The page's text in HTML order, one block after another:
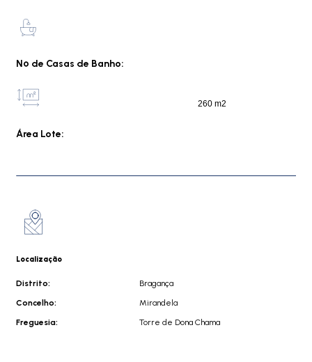
Nº de Casas de Banho:
Área Lote:
260 m2
Localização
Distrito:
Bragança
Concelho:
Mirandela
Freguesia:
Torre de Dona Chama